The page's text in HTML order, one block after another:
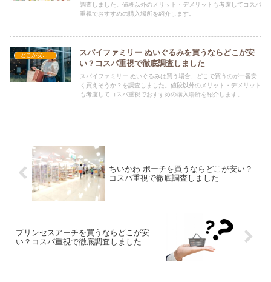
調査しました。値段以外のメリット・デメリットも考慮してコスパ
重視でおすすめの購入場所を紹介します。
どこが安い？-玩具・ホビー
スパイファミリー ぬいぐるみを買うならどこが安
い？コスパ重視で徹底調査しました
スパイファミリー ぬいぐるみは買う場合、どこで買うのが一番安
く買えそうか？を調査しました。値段以外のメリット・デメリット
も考慮してコスパ重視でおすすめの購入場所を紹介します。
ちいかわ ポーチを買うならどこが安い？
コスパ重視で徹底調査しました
プリンセスアーチを買うならどこが安
い？コスパ重視で徹底調査しました